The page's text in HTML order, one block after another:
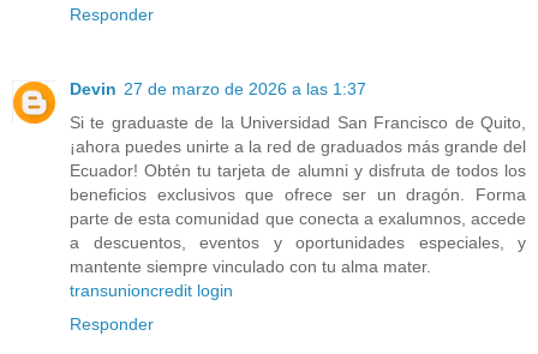
Responder
Devin 27 de marzo de 2026 a las 1:37
Si te graduaste de la Universidad San Francisco de Quito,
¡ahora puedes unirte a la red de graduados más grande del
Ecuador! Obtén tu tarjeta de alumni y disfruta de todos los
beneficios exclusivos que ofrece ser un dragón. Forma
parte de esta comunidad que conecta a exalumnos, accede
a descuentos, eventos y oportunidades especiales, y
mantente siempre vinculado con tu alma mater.
transunioncredit login
Responder